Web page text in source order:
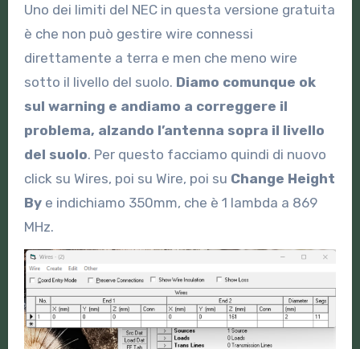
Uno dei limiti del NEC in questa versione gratuita
è che non può gestire wire connessi
direttamente a terra e men che meno wire
sotto il livello del suolo. Diamo comunque ok
sul warning e andiamo a correggere il
problema, alzando l’antenna sopra il livello
del suolo. Per questo facciamo quindi di nuovo
click su Wires, poi su Wire, poi su Change Height
Bye indichiamo 350mm, che è 1 lambda a 869
MHz.